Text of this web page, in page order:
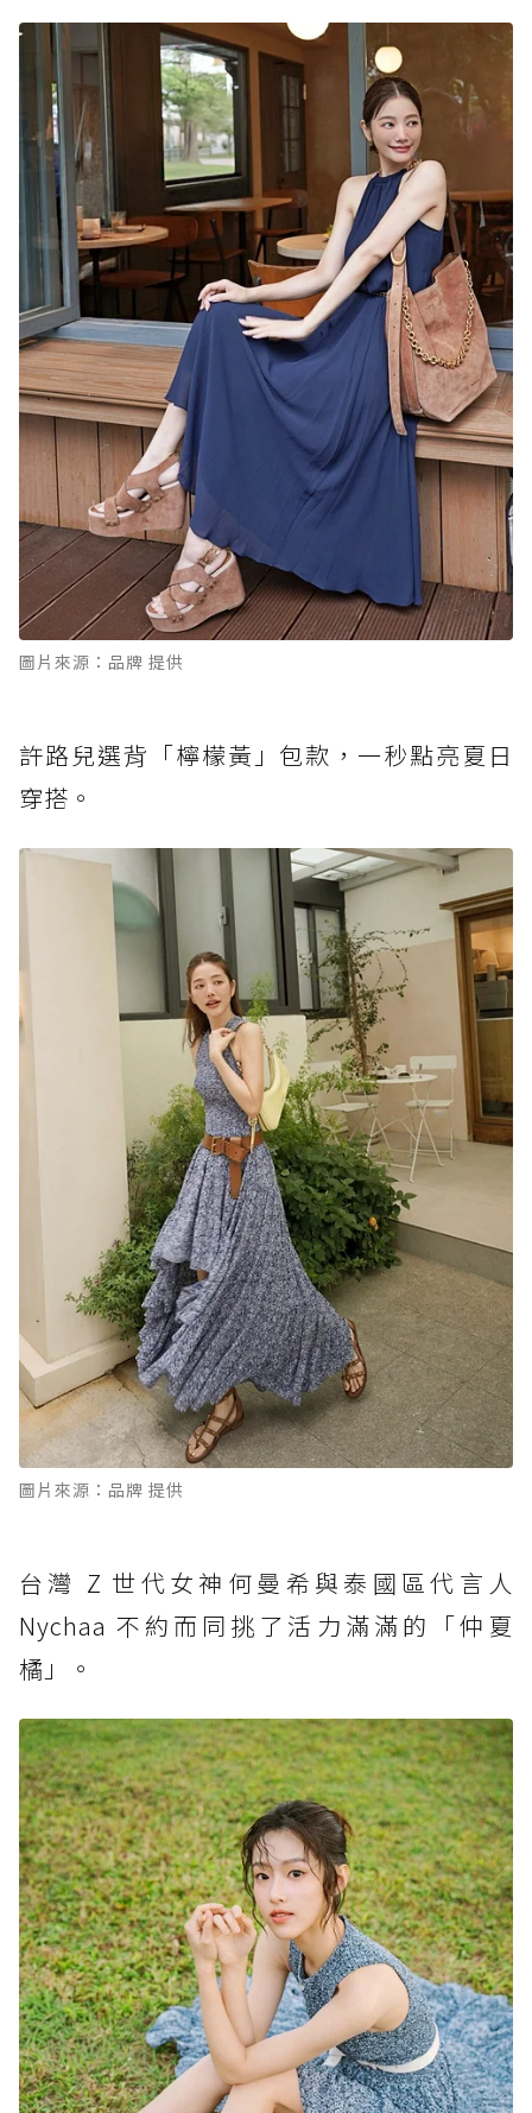
圖片來源：品牌 提供
許路兒選背「檸檬黃」包款，一秒點亮夏日
穿搭。
圖片來源：品牌 提供
台灣 Z 世代女神何曼希與泰國區代言人
Nychaa 不約而同挑了活力滿滿的「仲夏
橘」。